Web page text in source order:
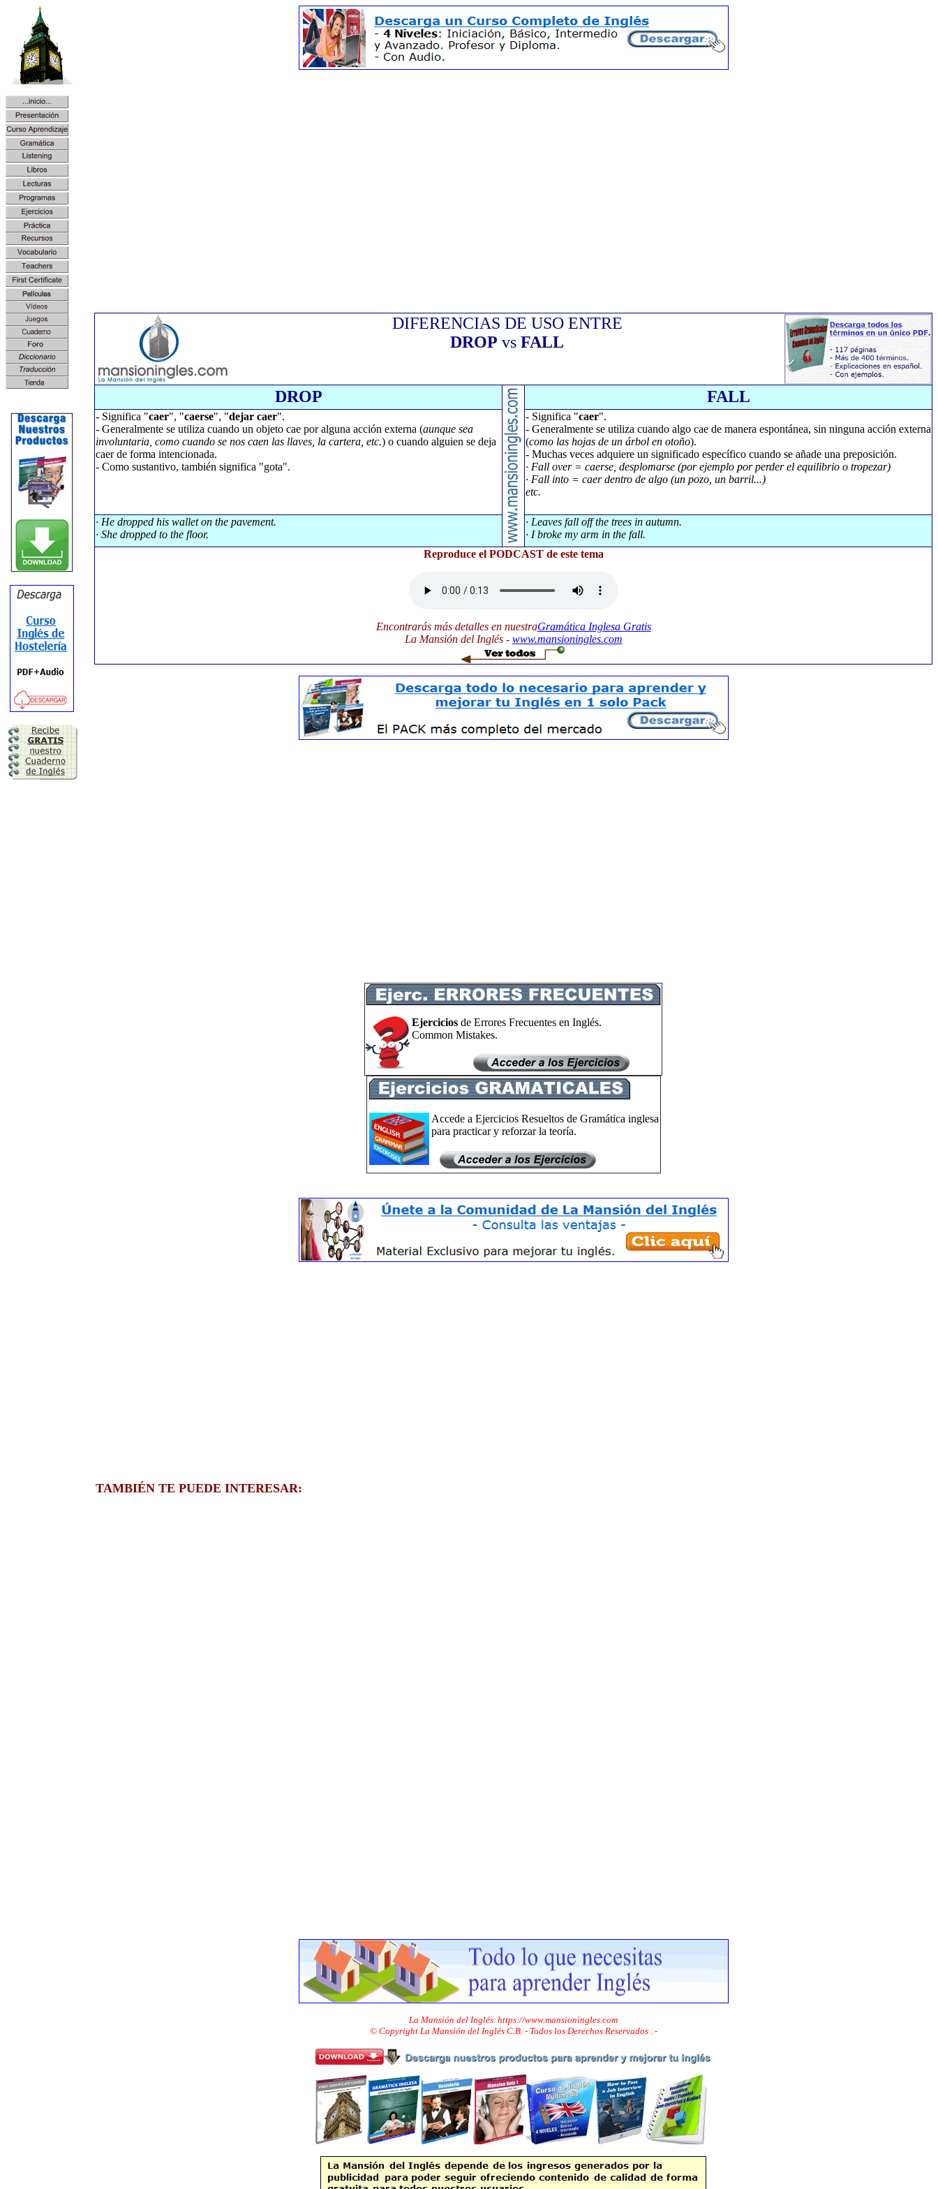
DIFERENCIAS DE USO ENTRE
DROP vs FALL
DROP FALL
- Significa "caer", "caerse", "dejar caer".
- Generalmente se utiliza cuando un objeto cae por alguna acción externa (aunque sea
involuntaria, como cuando se nos caen las llaves, la cartera, etc.) o cuando alguien se deja
caer de forma intencionada.
- Como sustantivo, también significa "gota".
- Significa "caer".
- Generalmente se utiliza cuando algo cae de manera espontánea, sin ninguna acción externa
(como las hojas de un árbol en otoño).
- Muchas veces adquiere un significado específico cuando se añade una preposición.
· Fall over = caerse, desplomarse (por ejemplo por perder el equilibrio o tropezar)
· Fall into = caer dentro de algo (un pozo, un barril...)
etc.
· He dropped his wallet on the pavement.
· She dropped to the floor.
· Leaves fall off the trees in autumn.
· I broke my arm in the fall.
Reproduce el PODCAST de este tema
Encontrarás más detalles en nuestraGramática Inglesa Gratis
La Mansión del Inglés - www.mansioningles.com
Ejercicios de Errores Frecuentes en Inglés.
Common Mistakes.
Accede a Ejercicios Resueltos de Gramática inglesa
para practicar y reforzar la teoría.
TAMBIÉN TE PUEDE INTERESAR:
La Mansión del Inglés. https://www.mansioningles.com
© Copyright La Mansión del Inglés C.B. - Todos los Derechos Reservados . -